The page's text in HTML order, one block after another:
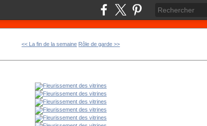
<< La fin de la semaine Rôle de garde >>